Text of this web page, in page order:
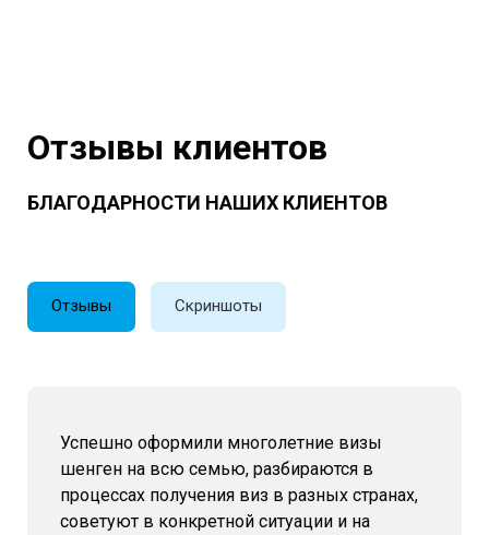
Отзывы клиентов
БЛАГОДАРНОСТИ НАШИХ КЛИЕНТОВ
Отзывы Скриншоты
Успешно оформили многолетние визы
шенген на всю семью, разбираются в
процессах получения виз в разных странах,
советуют в конкретной ситуации и на